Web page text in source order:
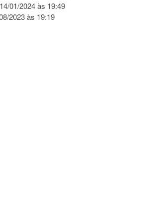
14/01/2024 às 19:49
2023 às 19:19